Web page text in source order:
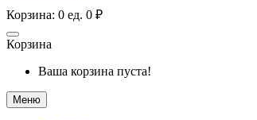
Корзина: 0 ед. 0 ₽
Корзина
Ваша корзина пуста!
Меню